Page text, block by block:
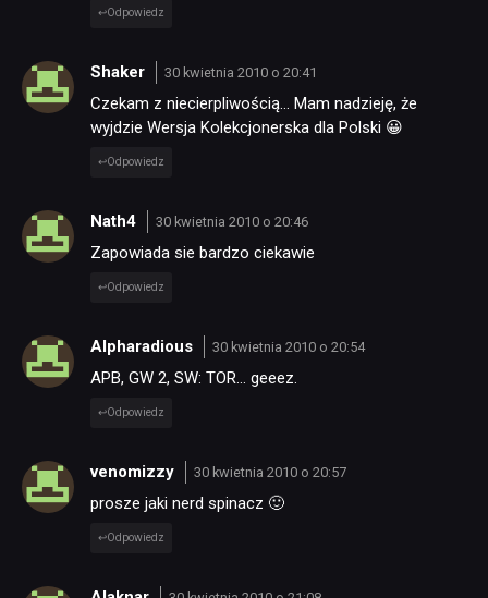
Odpowiedz
Shaker 30 kwietnia 2010 o 20:41
Czekam z niecierpliwością… Mam nadzieję, że
wyjdzie Wersja Kolekcjonerska dla Polski 😀
Odpowiedz
Nath4 30 kwietnia 2010 o 20:46
Zapowiada sie bardzo ciekawie
Odpowiedz
Alpharadious 30 kwietnia 2010 o 20:54
APB, GW 2, SW: TOR… geeez.
Odpowiedz
venomizzy 30 kwietnia 2010 o 20:57
prosze jaki nerd spinacz 🙂
Odpowiedz